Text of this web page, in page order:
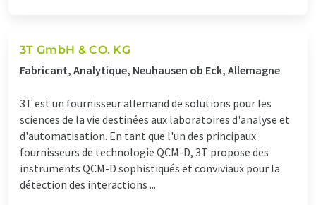
3T GmbH & CO. KG
Fabricant, Analytique, Neuhausen ob Eck, Allemagne
3T est un fournisseur allemand de solutions pour les
sciences de la vie destinées aux laboratoires d'analyse et
d'automatisation. En tant que l'un des principaux
fournisseurs de technologie QCM-D, 3T propose des
instruments QCM-D sophistiqués et conviviaux pour la
détection des interactions ...